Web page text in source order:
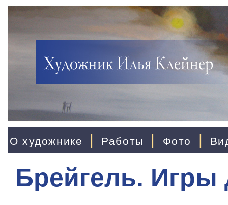
О художнике | Работы | Фото |
Брейгель. Игры